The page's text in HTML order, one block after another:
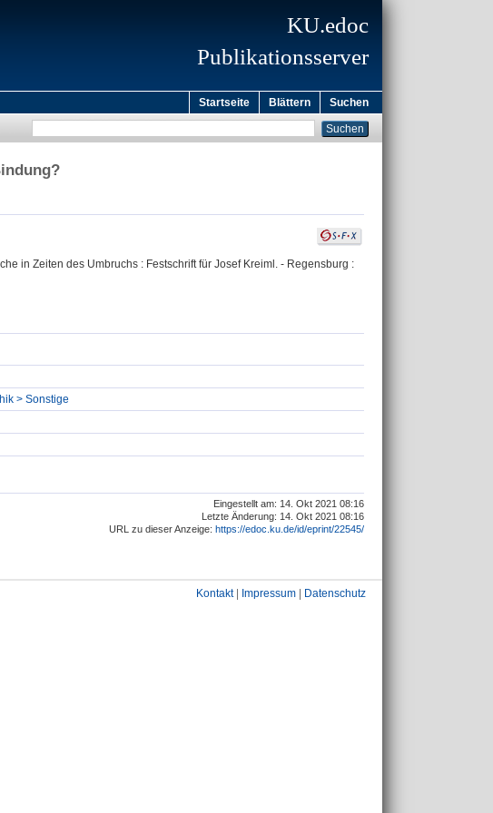
KU.edoc
Publikationsserver
Startseite Blättern Suchen
in Zeiten des Umbruchs : Festschrift für Josef Kreiml. - Regensburg :
> Sonstige
Eingestellt am: 14. Okt 2021 08:16
Letzte Änderung: 14. Okt 2021 08:16
URL zu dieser Anzeige: https://edoc.ku.de/id/eprint/22545/
Kontakt| Impressum Datenschutz